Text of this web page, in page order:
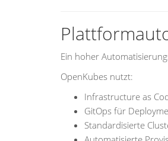
Ein hoher
OpenKubes nutzt:
Infrastructure as
GitOps für
Standardisierte